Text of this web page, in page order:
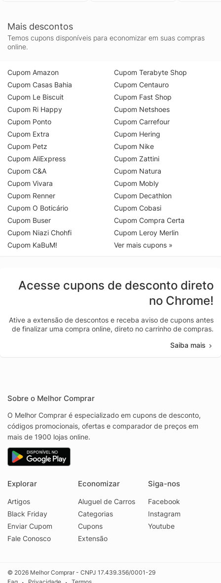
Mais descontos
Temos cupons disponíveis para economizar em suas compras
online.
Cupom Amazon
Cupom Casas Bahia
Cupom Le Biscuit
Cupom Ri Happy
Cupom Ponto
Cupom Extra
Cupom Petz
Cupom AliExpress
Cupom C&A
Cupom Vivara
Cupom Renner
Cupom O Boticário
Cupom Buser
Cupom Niazi Chohfi
Cupom KaBuM!
Cupom Terabyte Shop
Cupom Centauro
Cupom Fast Shop
Cupom Netshoes
Cupom Carrefour
Cupom Hering
Cupom Nike
Cupom Zattini
Cupom Natura
Cupom Mobly
Cupom Decathlon
Cupom Cobasi
Cupom Compra Certa
Cupom Leroy Merlin
Ver mais cupons »
Acesse cupons de desconto direto
no Chrome!
Ative a extensão de descontos e receba aviso de cupons antes
de finalizar uma compra online, direto no carrinho de compras.
Saiba mais
Sobre o Melhor Comprar
O Melhor Comprar é especializado em cupons de desconto,
códigos promocionais, ofertas e comparador de preços em
mais de 1900 lojas online.
Explorar
Artigos
Black Friday
Enviar Cupom
Fale Conosco
Economizar
Aluguel de Carros
Categorias
Cupons
Extensão
Siga-nos
Facebook
Instagram
Youtube
© 2026 Melhor Comprar - CNPJ 17.439.356/0001-29